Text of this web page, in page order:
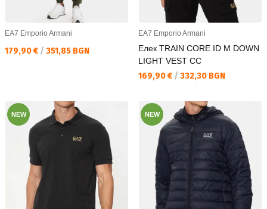
EA7 Emporio Armani
Текуща цена:
179,90 € / 351,85 BGN
EA7 Emporio Armani
Елек TRAIN CORE ID M DOWN
LIGHT VEST CC
Текуща цена:
169,90 € / 332,30 BGN
NEW NEW